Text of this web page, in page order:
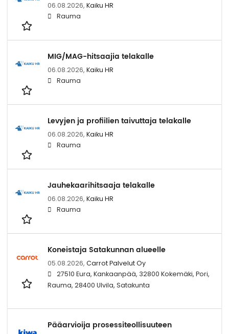
06.08.2026, Kaiku HR
Rauma
MIG/MAG-hitsaajia telakalle
06.08.2026, Kaiku HR
Rauma
Levyjen ja profiilien taivuttaja telakalle
06.08.2026, Kaiku HR
Rauma
Jauhekaarihitsaaja telakalle
06.08.2026, Kaiku HR
Rauma
Koneistaja Satakunnan alueelle
05.08.2026, Carrot Palvelut Oy
27510 Eura, Kankaanpää, 32800 Kokemäki, Pori,
Rauma, 28400 Ulvila, Satakunta
Pääarvioija prosessiteollisuuteen